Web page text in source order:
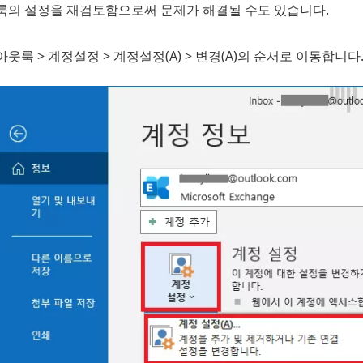
의 설정을 재검토함으로써 문제가 해결될 수도 있습니다.
웃룩 > 계정설정 > 계정설정(A) > 변경(A)의 순서로 이동합니다.